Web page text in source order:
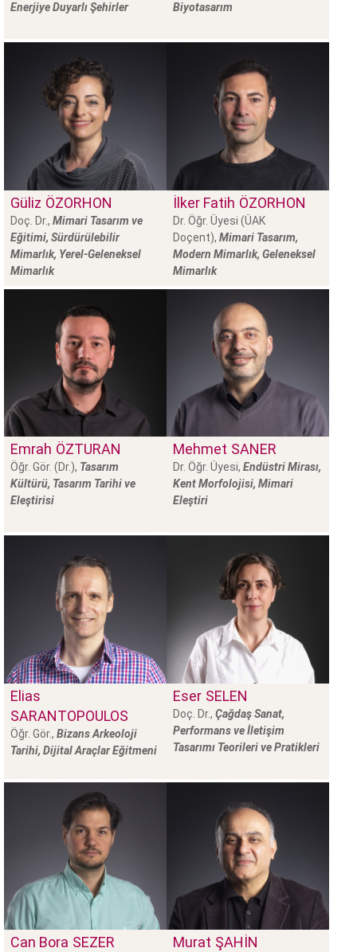
Enerjiye Duyarlı Şehirler
Biyotasarım
Güliz ÖZORHON
Doç. Dr., Mimari Tasarım ve
Eğitimi, Sürdürülebilir
Mimarlık, Yerel-Geleneksel
Mimarlık
İlker Fatih ÖZORHON
Dr. Öğr. Üyesi (ÜAK
Doçent), Mimari Tasarım,
Modern Mimarlık, Geleneksel
Mimarlık
Emrah ÖZTURAN
Öğr. Gör. (Dr.), Tasarım
Kültürü, Tasarım Tarihi ve
Eleştirisi
Mehmet SANER
Dr. Öğr. Üyesi, Endüstri Mirası,
Kent Morfolojisi, Mimari
Eleştiri
Elias
SARANTOPOULOS
Öğr. Gör., Bizans Arkeoloji
Tarihi, Dijital Araçlar Eğitmeni
Eser SELEN
Doç. Dr., Çağdaş Sanat,
Performans ve İletişim
Tasarımı Teorileri ve Pratikleri
Can Bora SEZER Murat ŞAHIN